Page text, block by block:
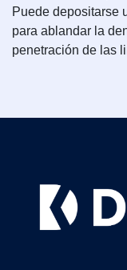
Puede depositarse
para ablandar la
penetración de las